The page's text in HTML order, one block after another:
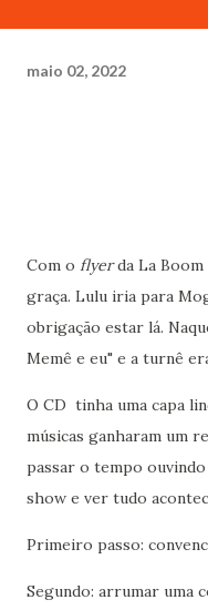
maio 02, 2022
Com o flyerda La Boom
graça. Lulu iria para
obrigação estar lá.
Memê e eu" e a turnê
O CD tinha uma capa
músicas ganharam um
passar o tempo
show e ver tudo
Primeiro passo:
Segundo: arrumar uma